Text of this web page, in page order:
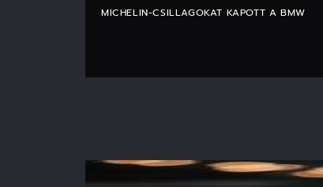
MICHELIN-CSILLAGOKAT KAPOTT A BMW